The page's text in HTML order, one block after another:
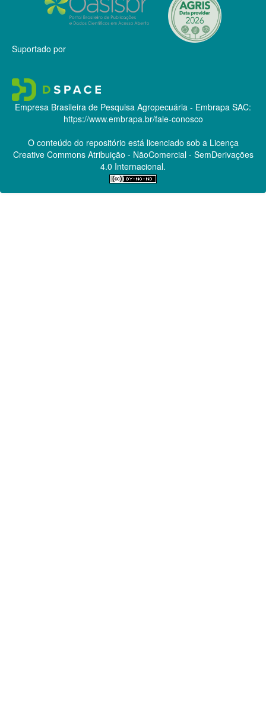
Suportado por
Empresa Brasileira de Pesquisa Agropecuária - Embrapa SAC:
https://www.embrapa.br/fale-conosco
O conteúdo do repositório está licenciado sob a Licença
Creative CommonsAtribuição - NãoComercial - SemDerivações
4.0 Internacional.